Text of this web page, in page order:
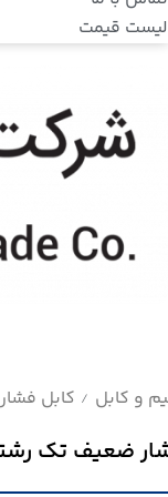
لیست قیمت
و کابل / کابل
ضعیف تک